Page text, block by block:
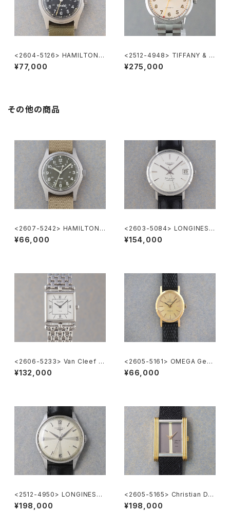
<2604-5126> HAMILTON K
haki
¥77,000
<2512-4948> TIFFANY & C
o. CT60
¥275,000
その他の商品
<2607-5242> HAMILTON
Khaki Nature
¥66,000
<2603-5084> LONGINES F
lagShip Cal.345
¥154,000
<2606-5233> Van Cleef &
Arpels Classique
¥132,000
<2605-5161> OMEGA Gene
ve
¥66,000
<2512-4950> LONGINES
"Cal.12.68.ZS"
¥198,000
<2605-5165> Christian Dio
r
¥198,000